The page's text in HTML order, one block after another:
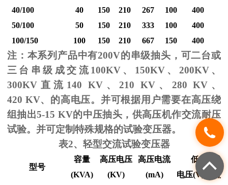
40/100
40 150 210 267 100 400
50/100
50 150 210 333 100 400
100/150
100 150 210 667 150 400
注：本系列产品中有200V的串级抽头，可二台或
三台串级成交流100KV、 150KV、 200KV、
300KV 直流 140 KV、210 KV 、 280 KV 、
420 KV、的高电压。并可根据用户需要在高压绕
组抽出5-15 KV的中压抽头，供高压机作交流耐压
试验。并可定制特殊规格的试验变压器。
表2、轻型交流试验变压器
型号
容量 高压电压 高压电流
低压输入
(KVA)
(KV) (mA) 电压(V) 电流